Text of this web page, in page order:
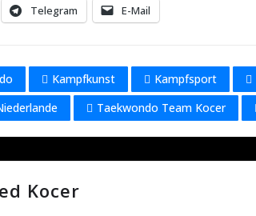
Telegram E-Mail
Kampfkunst Kampfsport
Taekwondo Team Kocer
Kocer